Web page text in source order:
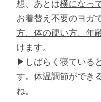
想、あとは横になっ
お着替え不要のヨガ
方、体の硬い方、年
けます。
▶︎しばらく寝ている
す。体温調節ができ
ね。